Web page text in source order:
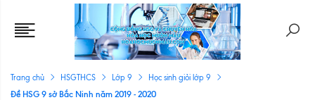
Trang chủ HSGTHCS Lớp 9 Học sinh giỏi lớp 9
Đề HSG 9 sở Bắc Ninh năm 2019 - 2020